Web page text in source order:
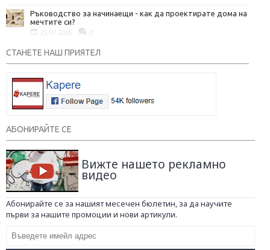
Ръководство за начинаещи - как да проектирате дома на
мечтите си?
25.07.2025 0
СТАНЕТЕ НАШ ПРИЯТЕЛ
АБОНИРАЙТЕ СЕ
Вижте нашето рекламно
видео
Абонирайте се за нашият месечен бюлетин, за да научите
първи за нашите промоции и нови артикули.